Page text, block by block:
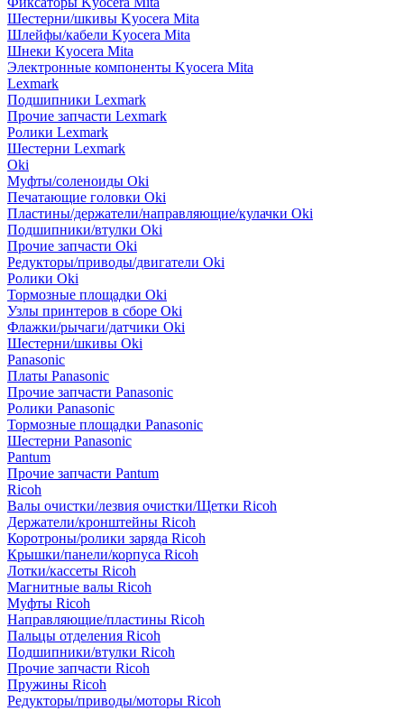
Шестерни/шкивы Kyocera Mita
Шлейфы/кабели Kyocera Mita
Шнеки Kyocera Mita
Электронные компоненты Kyocera Mita
Lexmark
Подшипники Lexmark
Прочие запчасти Lexmark
Ролики Lexmark
Шестерни Lexmark
Oki
Муфты/соленоиды Oki
Печатающие головки Oki
Пластины/держатели/направляющие/кулачки Oki
Подшипники/втулки Oki
Прочие запчасти Oki
Редукторы/приводы/двигатели Oki
Ролики Oki
Тормозные площадки Oki
Узлы принтеров в сборе Oki
Флажки/рычаги/датчики Oki
Шестерни/шкивы Oki
Panasonic
Платы Panasonic
Прочие запчасти Panasonic
Ролики Panasonic
Тормозные площадки Panasonic
Шестерни Panasonic
Pantum
Прочие запчасти Pantum
Ricoh
Валы очистки/лезвия очистки/Щетки Ricoh
Держатели/кронштейны Ricoh
Коротроны/ролики заряда Ricoh
Крышки/панели/корпуса Ricoh
Лотки/кассеты Ricoh
Магнитные валы Ricoh
Муфты Ricoh
Направляющие/пластины Ricoh
Пальцы отделения Ricoh
Подшипники/втулки Ricoh
Прочие запчасти Ricoh
Пружины Ricoh
Редукторы/приводы/моторы Ricoh